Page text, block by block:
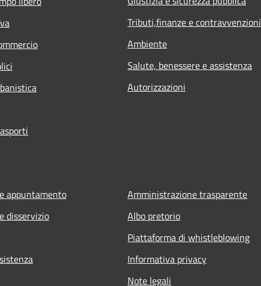
Tributi,finanze e contravvenzioni
Ambiente
Salute, benessere e assistenza
Autorizzazioni
appuntamento
disservizio
Amministrazione trasparente
Albo pretorio
Piattaforma di whistleblowing
Informativa privacy
Note legali